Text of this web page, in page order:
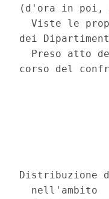
(d'ora in poi,
Viste le
dei
Preso atto
corso del
nell'ambito